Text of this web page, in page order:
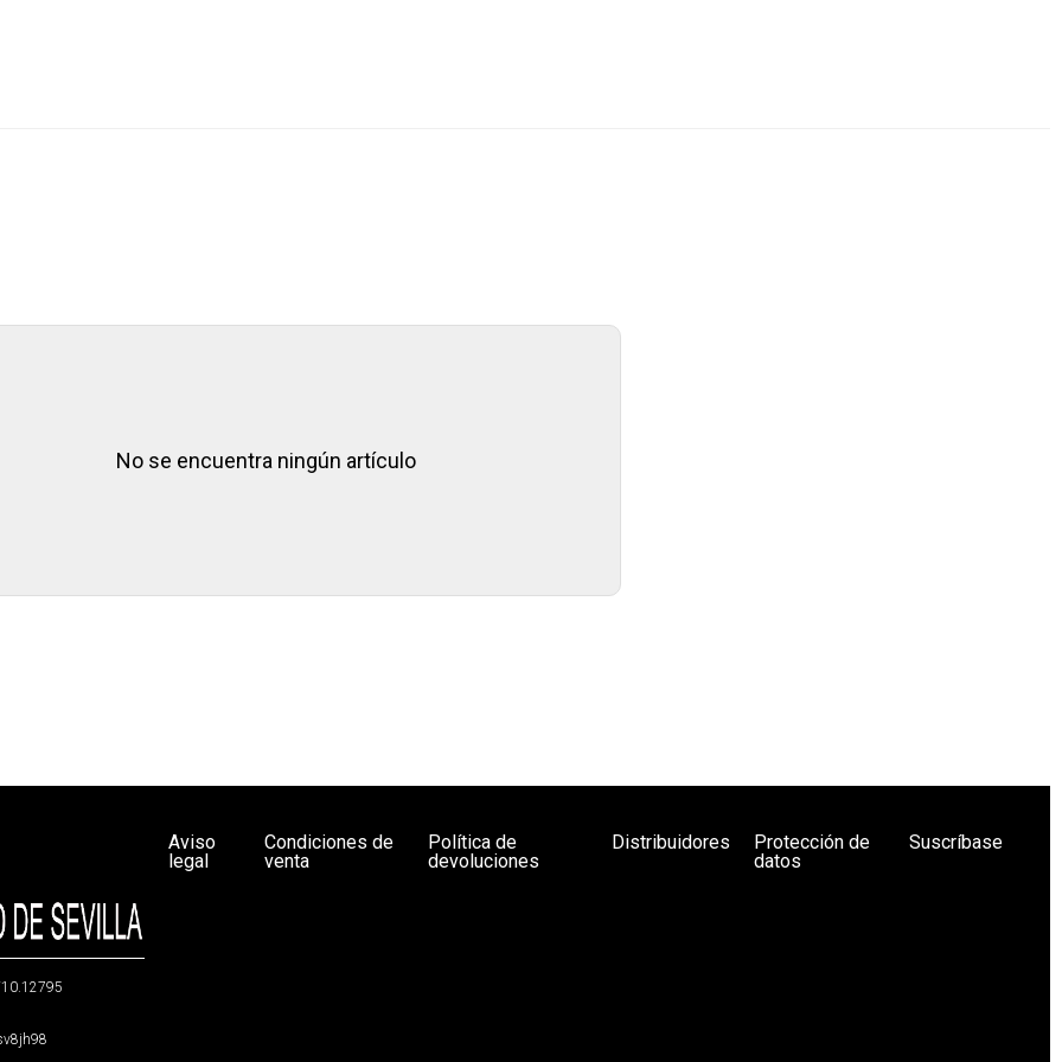
No se encuentra ningún artículo
Aviso
legal
Condiciones de
venta
Política de
devoluciones
Distribuidores
Protección de
datos
Suscríbase